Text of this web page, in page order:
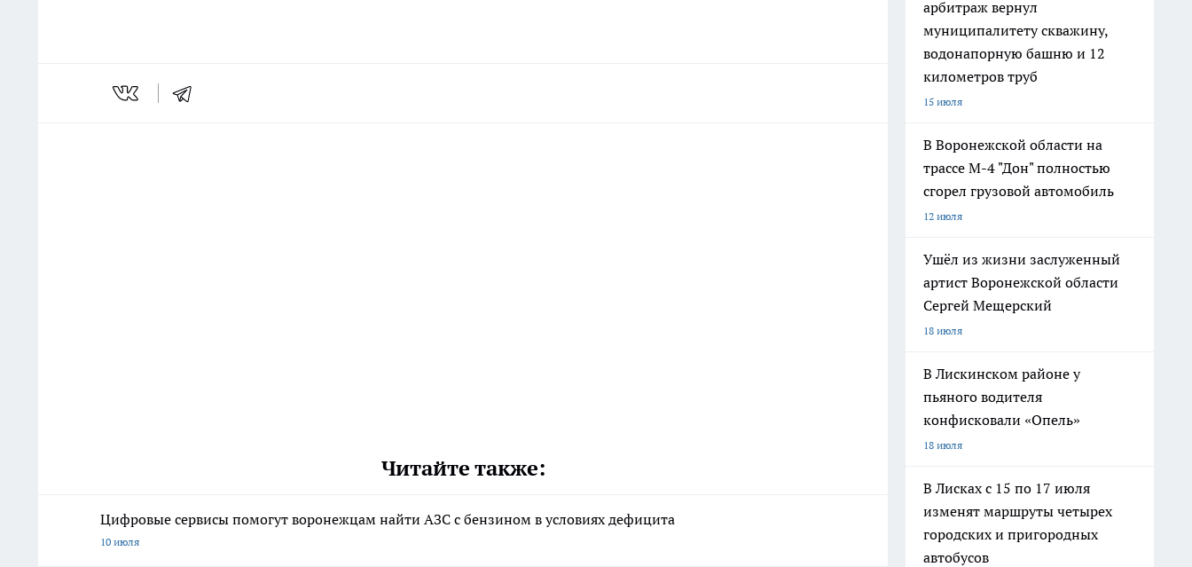
Читайте также:
Цифровые сервисы помогут воронежцам найти АЗС с бензином в условиях дефицита
10 июля
арбитраж вернул
муниципалитету скважину,
водонапорную башню и 12
километров труб
15 июля
В Воронежской области на
трассе М-4 "Дон" полностью
сгорел грузовой автомобиль
12 июля
Ушёл из жизни заслуженный
артист Воронежской области
Сергей Мещерский
18 июля
В Лискинском районе у
пьяного водителя
конфисковали «Опель»
18 июля
В Лисках с 15 по 17 июля
изменят маршруты четырех
городских и пригородных
автобусов